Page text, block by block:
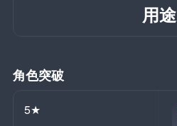
用途
角色突破
5★